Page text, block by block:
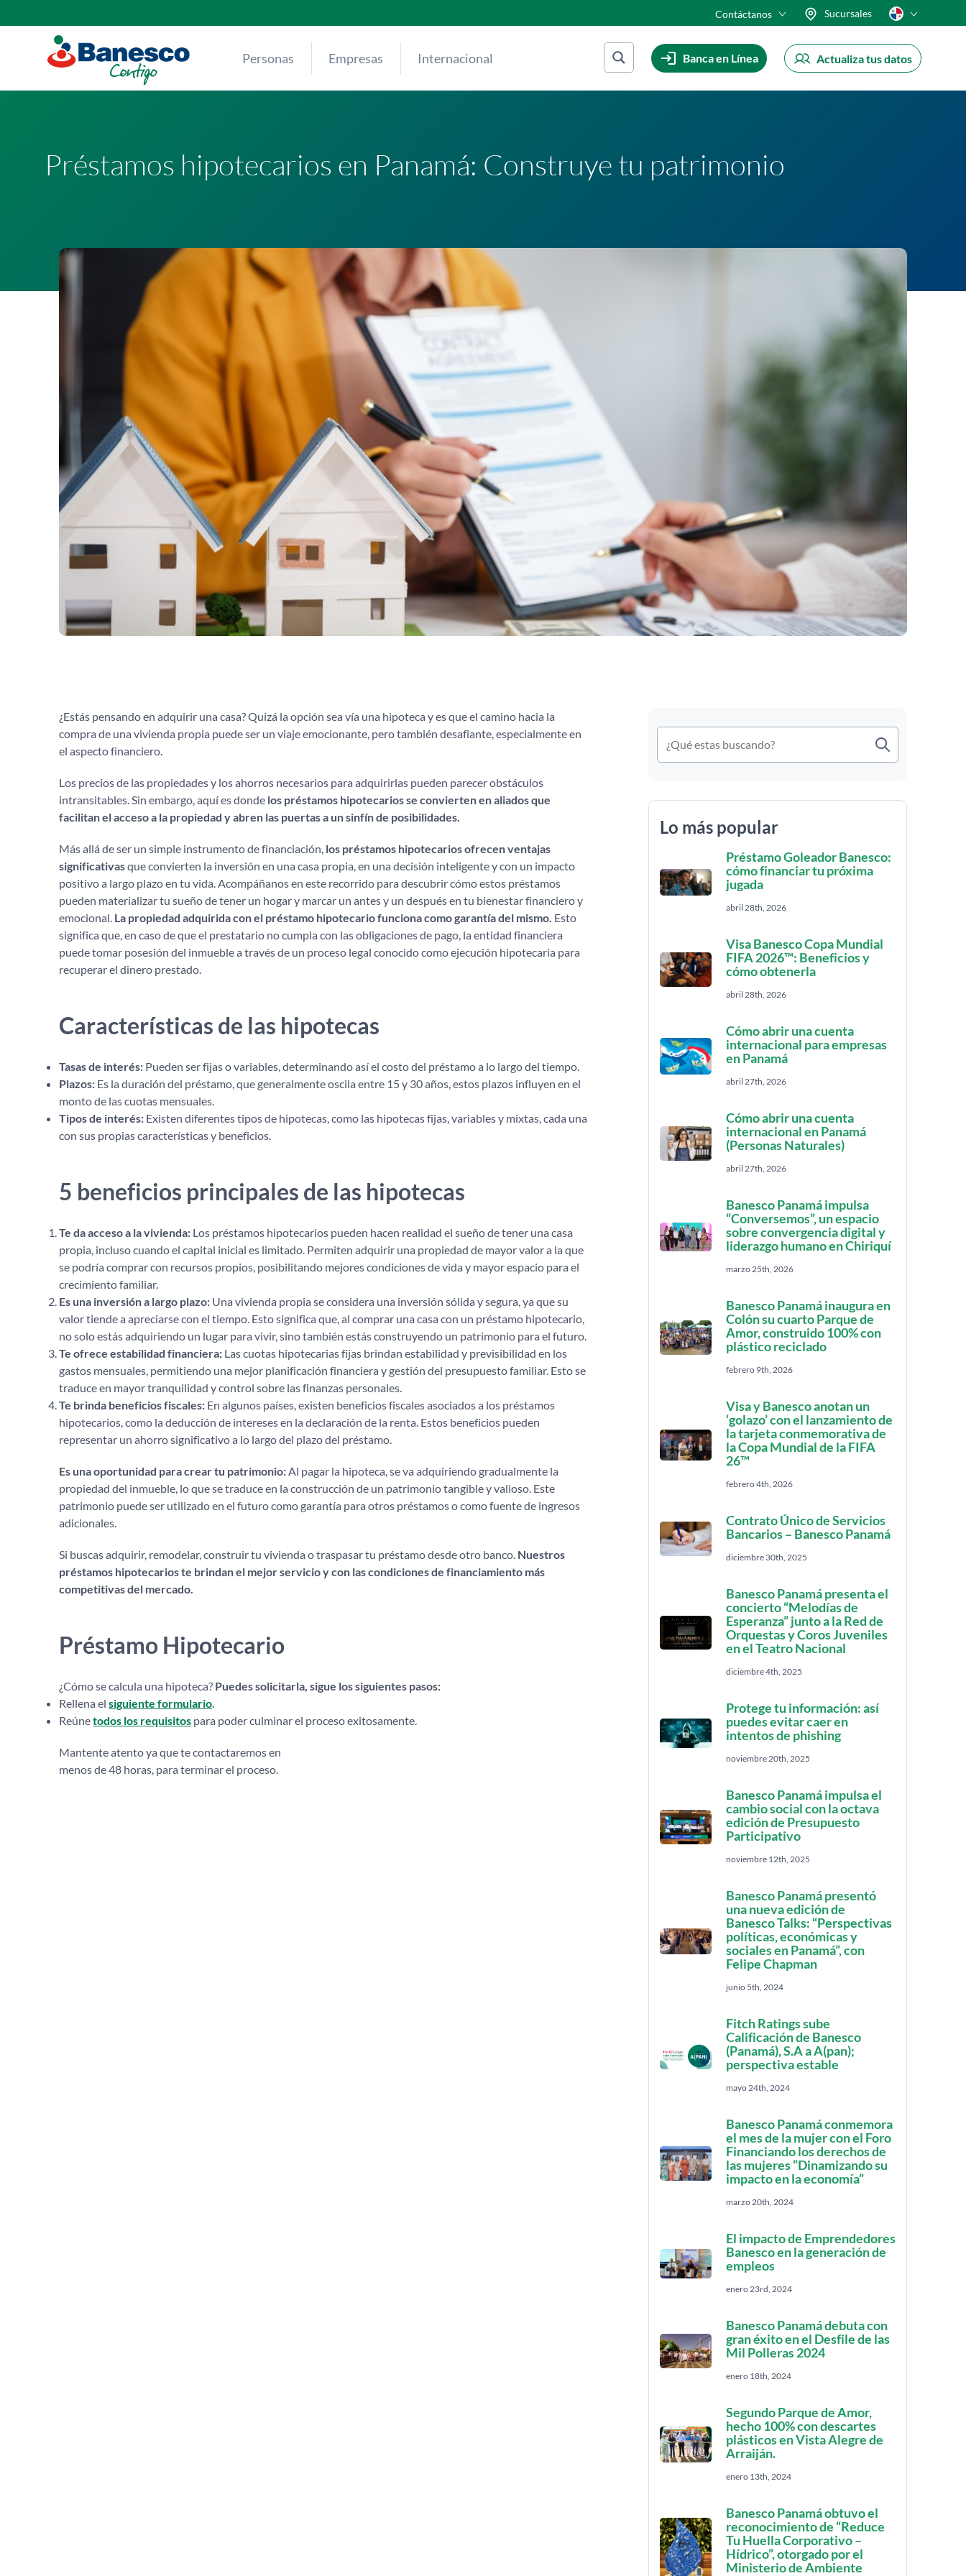
content
Contáctanos Sucursales
Personas Empresas Internacional Banca en Línea Actualiza tus datos
Préstamos hipotecarios en Panamá: Construye tu patrimonio
¿Estás pensando en adquirir una casa? Quizá la opción sea vía una hipoteca y es que el camino hacia la
compra de una vivienda propia puede ser un viaje emocionante, pero también desafiante, especialmente en
el aspecto financiero.
Los precios de las propiedades y los ahorros necesarios para adquirirlas pueden parecer obstáculos
intransitables. Sin embargo, aquí es donde los préstamos hipotecarios se convierten en aliados que
facilitan el acceso a la propiedad y abren las puertas a un sinfín de posibilidades.
Más allá de ser un simple instrumento de financiación, los préstamos hipotecarios ofrecenventajas
significativasque convierten la inversión en una casa propia, en una decisión inteligente y con un impacto
positivo a largo plazo en tu vida. Acompáñanos en este recorrido para descubrir cómo estos préstamos
pueden materializar tu sueño de tener un hogar y marcar un antes y un después en tu bienestar financiero y
emocional. La propiedad adquirida con el préstamo hipotecario funciona como garantía del mismo. Esto
significa que, en caso de que el prestatario no cumpla con las obligaciones de pago, la entidad financiera
puede tomar posesión del inmueble a través de un proceso legal conocido como ejecución hipotecaria para
recuperar el dinero prestado.
Características de las hipotecas
Tasas de interés: Pueden ser fijas o variables, determinando así el costo del préstamo a lo largo del tiempo.
Plazos: Es la duración del préstamo, que generalmente oscila entre 15 y 30 años, estos plazos influyen en el
monto de las cuotas mensuales.
Tipos de interés: Existen diferentes tipos de hipotecas, como las hipotecas fijas, variables y mixtas, cada una
con sus propias características y beneficios.
5 beneficios principales de las hipotecas
Te da acceso a la vivienda: Los préstamos hipotecarios pueden hacen realidad el sueño de tener una casa
propia, incluso cuando el capital inicial es limitado. Permiten adquirir una propiedad de mayor valor a la que
se podría comprar con recursos propios, posibilitando mejores condiciones de vida y mayor espacio para el
crecimiento familiar.
Es una inversión a largo plazo: Una vivienda propia se considera una inversión sólida y segura, ya que su
valor tiende a apreciarse con el tiempo. Esto significa que, al comprar una casa con un préstamo hipotecario,
no solo estás adquiriendo un lugar para vivir, sino también estás construyendo un patrimonio para el futuro.
Te ofrece estabilidad financiera: Las cuotas hipotecarias fijas brindan estabilidad y previsibilidad en los
gastos mensuales, permitiendo una mejor planificación financiera y gestión del presupuesto familiar. Esto se
traduce en mayor tranquilidad y control sobre las finanzas personales.
Te brinda beneficios fiscales: En algunos países, existen beneficios fiscales asociados a los préstamos
hipotecarios, como la deducción de intereses en la declaración de la renta. Estos beneficios pueden
representar un ahorro significativo a lo largo del plazo del préstamo.
Es una oportunidad para crear tu patrimonio:Al pagar la hipoteca, se va adquiriendo gradualmente la
propiedad del inmueble, lo que se traduce en la construcción de un patrimonio tangible y valioso. Este
patrimonio puede ser utilizado en el futuro como garantía para otros préstamos o como fuente de ingresos
adicionales.
Si buscas adquirir, remodelar, construir tu vivienda o traspasar tu préstamo desde otro banco. Nuestros
préstamos hipotecarios te brindan el mejor servicio y con las condiciones de financiamiento más
competitivas del mercado.
Préstamo Hipotecario
¿Cómo se calcula una hipoteca? Puedes solicitarla, sigue los siguientes pasos:
Rellena el siguiente formulario.
Reúnetodos los requisitos para poder culminar el proceso exitosamente.
Mantente atento ya que te contactaremos en
menos de 48 horas, para terminar el proceso.
Lo más popular
Préstamo Goleador Banesco:
cómo financiar tu próxima
jugada
abril 28th, 2026
Visa Banesco Copa Mundial
FIFA 2026™: Beneficios y
cómo obtenerla
abril 28th, 2026
Cómo abrir una cuenta
internacional para empresas
en Panamá
abril 27th, 2026
Cómo abrir una cuenta
internacional en Panamá
(Personas Naturales)
abril 27th, 2026
Banesco Panamá impulsa
“Conversemos”, un espacio
sobre convergencia digital y
liderazgo humano en Chiriquí
marzo 25th, 2026
Banesco Panamá inaugura en
Colón su cuarto Parque de
Amor, construido 100% con
plástico reciclado
febrero 9th, 2026
Visa y Banesco anotan un
‘golazo’ con el lanzamiento de
la tarjeta conmemorativa de
la Copa Mundial de la FIFA
26™
febrero 4th, 2026
Contrato Único de Servicios
Bancarios – Banesco Panamá
diciembre 30th, 2025
Banesco Panamá presenta el
concierto “Melodías de
Esperanza” junto a la Red de
Orquestas y Coros Juveniles
en el Teatro Nacional
diciembre 4th, 2025
Protege tu información: así
puedes evitar caer en
intentos de phishing
noviembre 20th, 2025
Banesco Panamá impulsa el
cambio social con la octava
edición de Presupuesto
Participativo
noviembre 12th, 2025
Banesco Panamá presentó
una nueva edición de
Banesco Talks: “Perspectivas
políticas, económicas y
sociales en Panamá”, con
Felipe Chapman
junio 5th, 2024
Fitch Ratings sube
Calificación de Banesco
(Panamá), S.A a A(pan);
perspectiva estable
mayo 24th, 2024
Banesco Panamá conmemora
el mes de la mujer con el Foro
Financiando los derechos de
las mujeres “Dinamizando su
impacto en la economía”
marzo 20th, 2024
El impacto de Emprendedores
Banesco en la generación de
empleos
enero 23rd, 2024
Banesco Panamá debuta con
gran éxito en el Desfile de las
Mil Polleras 2024
enero 18th, 2024
Segundo Parque de Amor,
hecho 100% con descartes
plásticos en Vista Alegre de
Arraiján.
enero 13th, 2024
Banesco Panamá obtuvo el
reconocimiento de “Reduce
Tu Huella Corporativo –
Hídrico”, otorgado por el
Ministerio de Ambiente